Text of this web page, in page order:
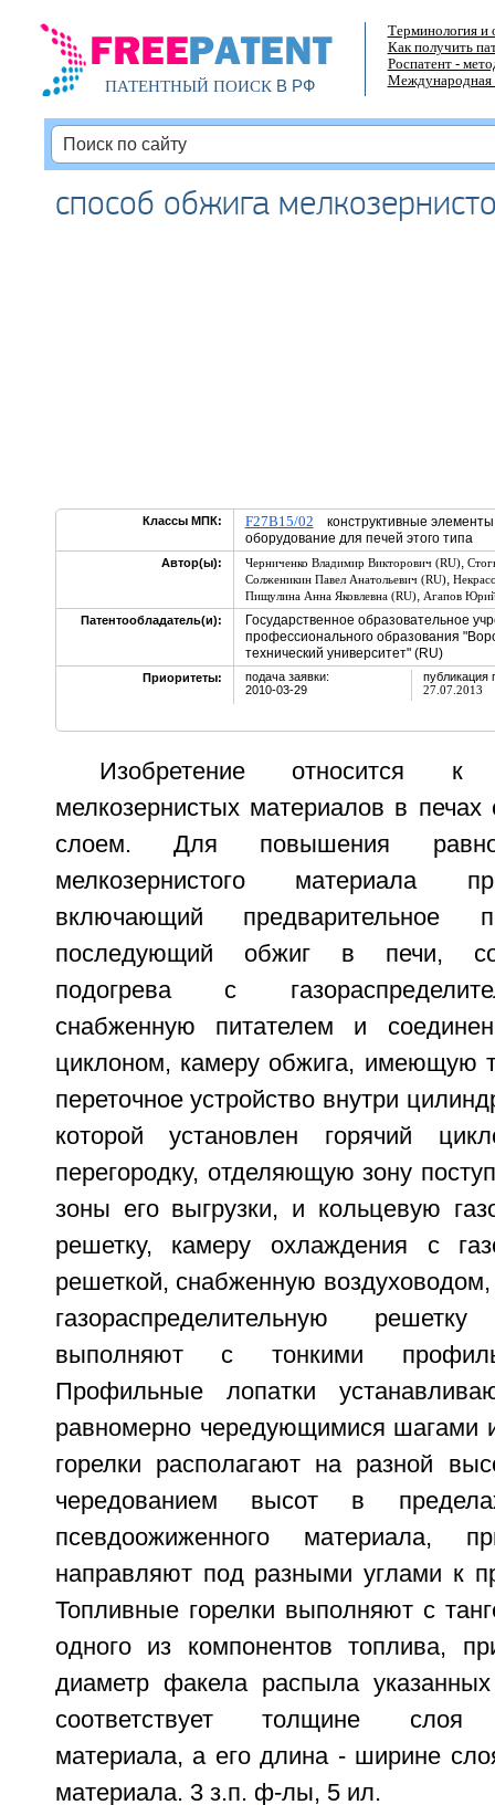
ПАТЕНТНЫЙ ПОИСКВ РФ
Терминология и
Как получить
Роспатент -
Международная
способ обжига
Классы МПК: F27B15/02 конструктивные
оборудование для печей этого типа
Автор(ы): Черниченко Владимир Викторович (RU),
Солженикин Павел Анатольевич (RU),
Пищулина Анна Яковлевна (RU), Агапов
Патентообладатель(и):
Государственное образовательное
профессионального образования
технический университет" (RU)
Приоритеты:
подача заявки:
2010-03-29
публикация
27.07.2013
Изобретение относится к
мелкозернистых материалов в
слоем. Для повышения
мелкозернистого материала
включающий предварительное
последующий обжиг в печи,
подогрева с
снабженную питателем и
циклоном, камеру обжига, имеющую
переточное устройство внутри
которой установлен горячий
перегородку, отделяющую зону
зоны его выгрузки, и кольцевую
решетку, камеру охлаждения с
решеткой, снабженную
газораспределительную
выполняют с тонкими
Профильные лопатки
равномерно чередующимися шагами
горелки располагают на разной
чередованием высот в
псевдоожиженного
направляют под разными углами к
Топливные горелки выполняют с
одного из компонентов топлива,
диаметр факела распыла
соответствует толщине слоя
материала, а его длина - ширине
материала. 3 з.п. ф-лы, 5 ил.